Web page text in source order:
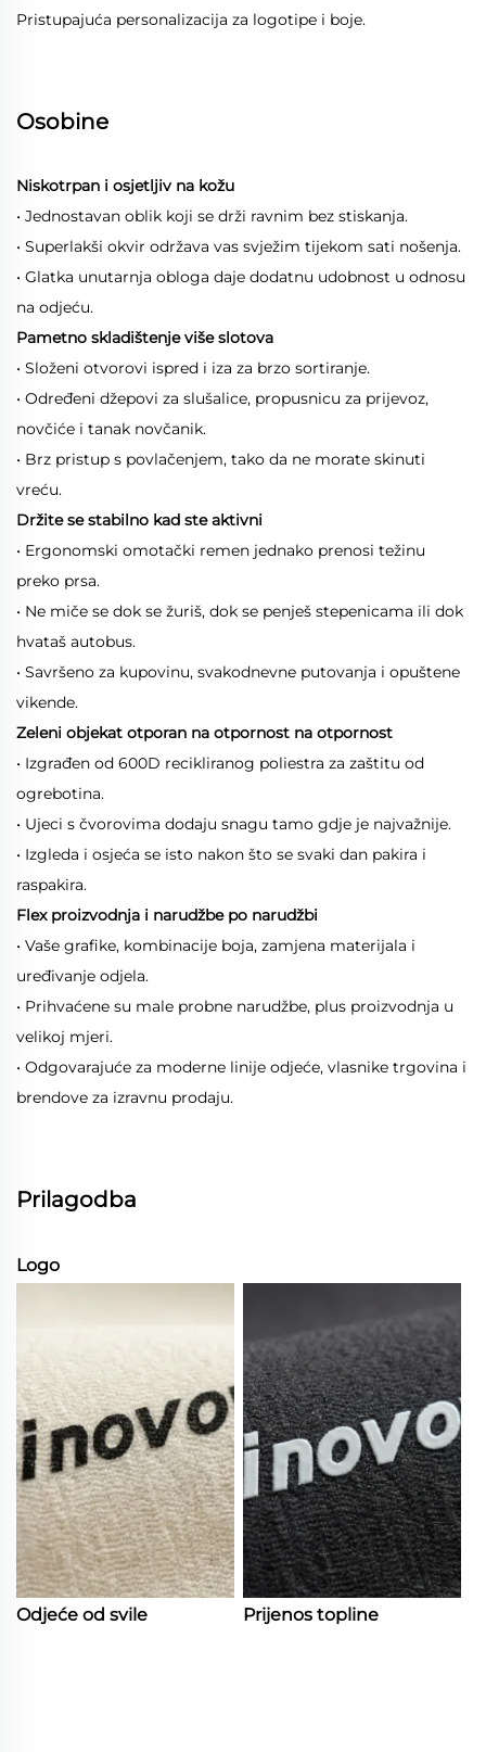
Pristupajuća personalizacija za logotipe i boje.
Osobine
Niskotrpan i osjetljiv na kožu
• Jednostavan oblik koji se drži ravnim bez stiskanja.
• Superlakši okvir održava vas svježim tijekom sati nošenja.
• Glatka unutarnja obloga daje dodatnu udobnost u odnosu
na odjeću.
Pametno skladištenje više slotova
• Složeni otvorovi ispred i iza za brzo sortiranje.
• Određeni džepovi za slušalice, propusnicu za prijevoz,
novčiće i tanak novčanik.
• Brz pristup s povlačenjem, tako da ne morate skinuti
vreću.
Držite se stabilno kad ste aktivni
• Ergonomski omotački remen jednako prenosi težinu
preko prsa.
• Ne miče se dok se žuriš, dok se penješ stepenicama ili dok
hvataš autobus.
• Savršeno za kupovinu, svakodnevne putovanja i opuštene
vikende.
Zeleni objekat otporan na otpornost na otpornost
• Izgrađen od 600D recikliranog poliestra za zaštitu od
ogrebotina.
• Ujeci s čvorovima dodaju snagu tamo gdje je najvažnije.
• Izgleda i osjeća se isto nakon što se svaki dan pakira i
raspakira.
Flex proizvodnja i narudžbe po narudžbi
• Vaše grafike, kombinacije boja, zamjena materijala i
uređivanje odjela.
• Prihvaćene su male probne narudžbe, plus proizvodnja u
velikoj mjeri.
• Odgovarajuće za moderne linije odjeće, vlasnike trgovina i
brendove za izravnu prodaju.
Prilagodba
Logo
Odjeće od svile Prijenos topline